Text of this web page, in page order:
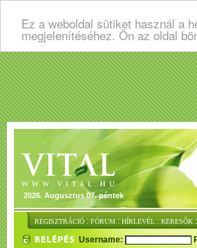
Ez a weboldal sütiket használ a
megjelenítéséhez. Ön az oldal
2026. Augusztus 07. péntek
REGISZTRÁCIÓ : FÓRUM : HÍRLEVÉL : KERESŐK :
Username: